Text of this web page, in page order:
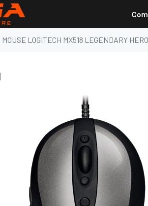
MOUSE LOGITECH MX518 LEGENDARY HERO